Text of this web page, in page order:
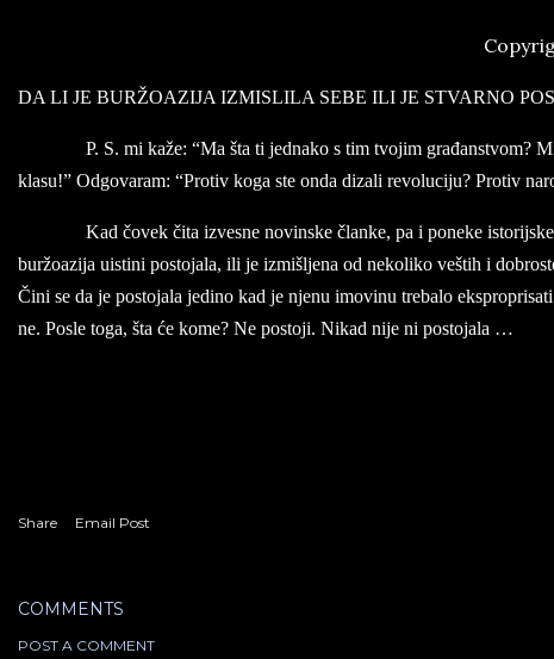
DA LI JE BURŽOAZIJA IZMISLILA SEBE ILI JE STVARNO
P. S. mi kaže: “Ma šta ti jednako s tim tvojim građanstvom?
klasu!” Odgovaram: “Protiv koga ste onda dizali revoluciju? Protiv
Kad čovek čita izvesne novinske članke, pa i poneke
buržoazija uistini postojala, ili je izmišljena od nekoliko veštih i
Čini se da je postojala jedino kad je njenu imovinu trebalo
ne. Posle toga, šta će kome? Ne postoji. Nikad nije ni postojala …
Share Email Post
COMMENTS
POST A COMMENT